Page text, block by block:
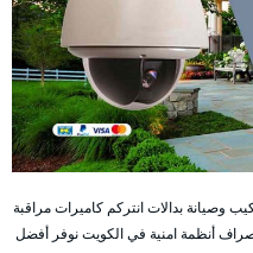
وصيانة بدالات انتركم كاميرات مراقبة
أنظمة امنية في الكويت نوفر أفضل